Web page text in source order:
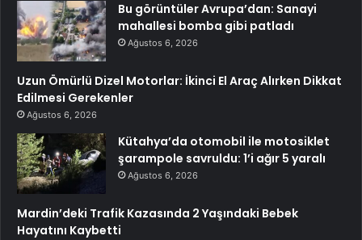
Bu görüntüler Avrupa’dan: Sanayi
mahallesi bomba gibi patladı
Ağustos 6, 2026
Uzun Ömürlü Dizel Motorlar: İkinci El Araç Alırken Dikkat
Edilmesi Gerekenler
Ağustos 6, 2026
Kütahya’da otomobil ile motosiklet
şarampole savruldu: 1’i ağır 5 yaralı
Ağustos 6, 2026
Mardin’deki Trafik Kazasında 2 Yaşındaki Bebek
Hayatını Kaybetti